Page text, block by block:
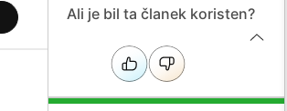
Ali je bil ta članek koristen?